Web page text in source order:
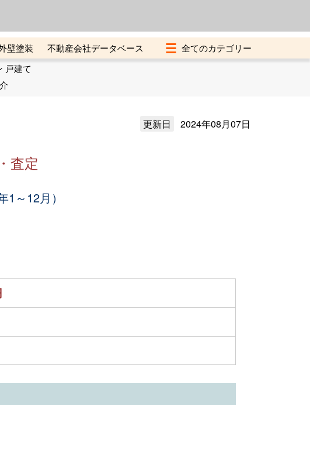
壁塗装
不動産会社データベース
スク
戸建て
更新日 2024年08月07日
査定
～12月）